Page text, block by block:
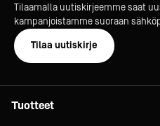
Tilaamalla uutiskirjeemme saat
kampanjoistamme suoraan
Tilaa uutiskirje
Tuotteet